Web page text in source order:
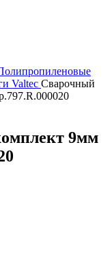
Valtec Сварочный
9мм